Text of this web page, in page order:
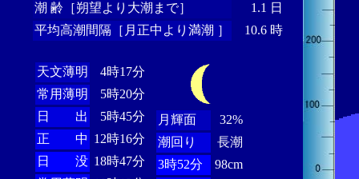
潮 齢［朔望より大潮まで］
1.1 日
平均高潮間隔［月正中より満潮 ］
10.6 時
天文薄明
4時17分
常用薄明
5時20分
日 出
5時45分
正 中 12時16分
日 没 18時47分
月輝面
32%
潮回り
長潮
3時52分
98cm